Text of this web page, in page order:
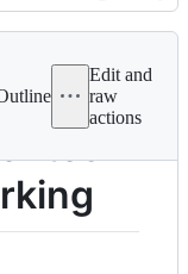
History
Edit and
raw
actions